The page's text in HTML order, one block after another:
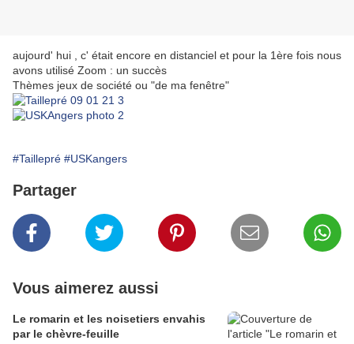
aujourd' hui , c' était encore en distanciel et pour la 1ère fois nous
avons utilisé Zoom : un succès
Thèmes jeux de société ou "de ma fenêtre"
#Taillepré #USKangers
Partager
Vous aimerez aussi
Le romarin et les noisetiers envahis
par le chèvre-feuille